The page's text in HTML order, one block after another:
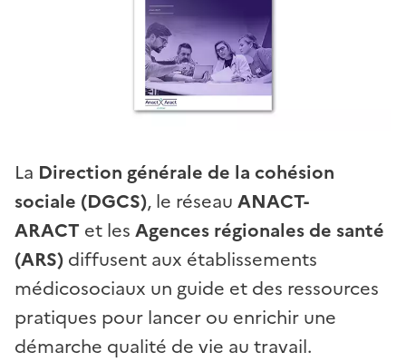
La Direction générale de la cohésion
sociale (DGCS), le réseau ANACT-
ARACT et les Agences régionales de santé
(ARS) diffusent aux établissements
médicosociaux un guide et des ressources
pratiques pour lancer ou enrichir une
démarche qualité de vie au travail.